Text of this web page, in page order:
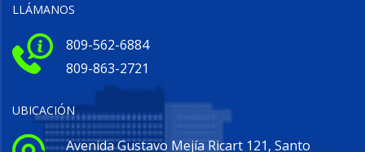
LLÁMANOS
809-562-6884
809-863-2721
UBICACIÓN
Avenida Gustavo Mejía Ricart 121, Santo